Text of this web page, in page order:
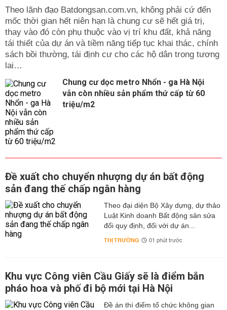
Theo lãnh đạo Batdongsan.com.vn, không phải cứ đến
mốc thời gian hết niên hạn là chung cư sẽ hết giá trị,
thay vào đó còn phụ thuộc vào vị trí khu đất, khả năng
tái thiết của dự án và tiềm năng tiếp tục khai thác, chính
sách bồi thường, tái định cư cho các hộ dân trong tương
lai…
Chung cư dọc metro Nhổn - ga Hà Nội
vẫn còn nhiều sản phẩm thứ cấp từ 60
triệu/m2
Đề xuất cho chuyển nhượng dự án bất động
sản đang thế chấp ngân hàng
Theo đại diện Bộ Xây dựng, dự thảo
Luật Kinh doanh Bất động sản sửa
đổi quy định, đối với dự án...
THỊ TRƯỜNG 01 phút trước
Khu vực Công viên Cầu Giấy sẽ là điểm bắn
pháo hoa và phố đi bộ mới tại Hà Nội
Đề án thí điểm tổ chức không gian